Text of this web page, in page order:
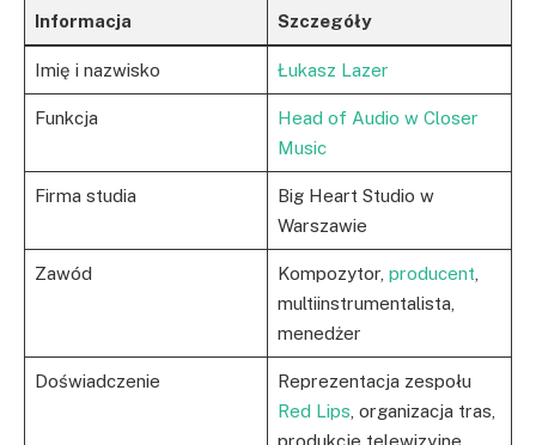
Informacja Szczegóły
Imię i nazwisko Łukasz Lazer
Funkcja
Head of Audio w Closer
Music
Firma studia
Big Heart Studio w
Warszawie
Zawód Kompozytor, producent
multiinstrumentalista,
menedżer
Doświadczenie
Reprezentacja zespołu
Red Lips , organizacja tras,